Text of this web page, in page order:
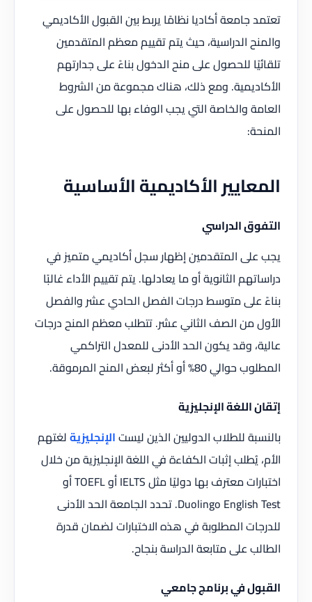
تعتمد جامعة أكاديا نظامًا يربط بين القبول الأكاديمي
والمنح الدراسية، حيث يتم تقييم معظم المتقدمين
تلقائيًا للحصول على منح الدخول بناءً على جدارتهم
الأكاديمية. ومع ذلك، هناك مجموعة من الشروط
العامة والخاصة التي يجب الوفاء بها للحصول على
المنحة:
المعايير الأكاديمية الأساسية
التفوق الدراسي
يجب على المتقدمين إظهار سجل أكاديمي متميز في
دراساتهم الثانوية أو ما يعادلها. يتم تقييم الأداء غالبًا
بناءً على متوسط درجات الفصل الحادي عشر والفصل
الأول من الصف الثاني عشر. تتطلب معظم المنح درجات
عالية، وقد يكون الحد الأدنى للمعدل التراكمي
المطلوب حوالي 80% أو أكثر لبعض المنح المرموقة.
إتقان اللغة الإنجليزية
بالنسبة للطلاب الدوليين الذين ليستالإنجليزيةلغتهم
الأم، يُطلب إثبات الكفاءة في اللغة الإنجليزية من خلال
اختبارات معترف بها دوليًا مثل IELTS أو TOEFL أو
Duolingo English Test. تحدد الجامعة الحد الأدنى
للدرجات المطلوبة في هذه الاختبارات لضمان قدرة
الطالب على متابعة الدراسة بنجاح.
القبول في برنامج جامعي